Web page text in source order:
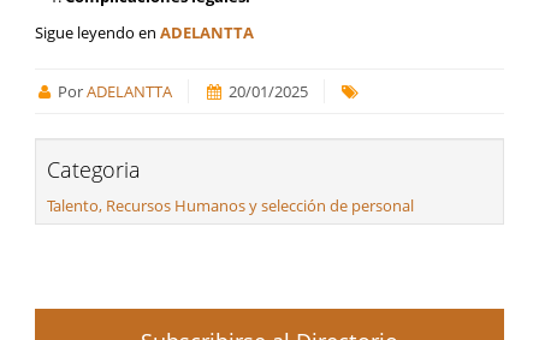
Sigue leyendo en ADELANTTA
PorADELANTTA 20/01/2025
Categoria
Talento, Recursos Humanos y selección de personal